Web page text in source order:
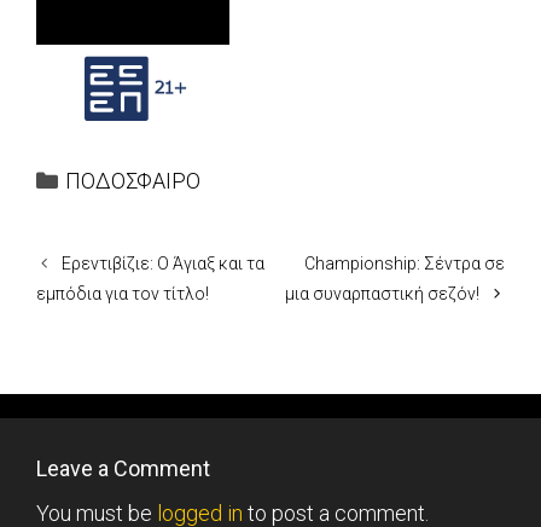
Categories
ΠΟΔΟΣΦΑΙΡΟ
Ερεντιβίζιε: Ο Άγιαξ και τα
εμπόδια για τον τίτλο!
Championship: Σέντρα σε
μια συναρπαστική σεζόν!
Leave a Comment
You must be logged in to post a comment.